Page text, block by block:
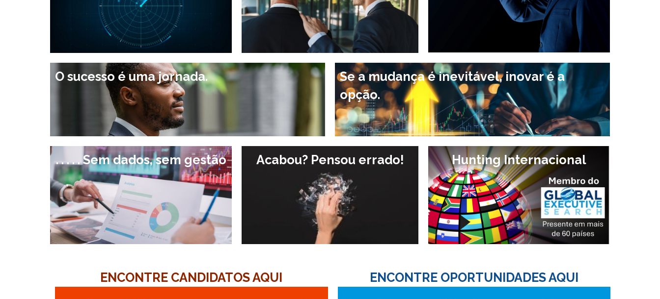
O sucesso é uma jornada.
Se a mudança é inevitável, inovar é a
opção.
. . . . . Sem dados, sem gestão Acabou? Pensou errado! Hunting Internacional
ENCONTRE CANDIDATOS AQUI ENCONTRE OPORTUNIDADES AQUI